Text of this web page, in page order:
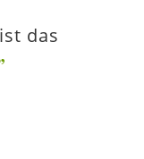
das